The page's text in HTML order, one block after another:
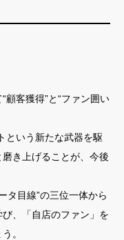
顧客獲得”と“ファン囲い
という新たな武器を駆
き上げることが、今後
タ目線”の三位一体から
、「自店のファン」を
。